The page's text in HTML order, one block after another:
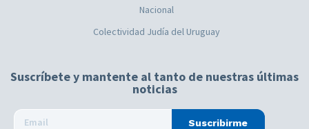
Nacional
Colectividad Judía del Uruguay
Suscríbete y mantente al tanto de nuestras últimas
noticias
Suscribirme